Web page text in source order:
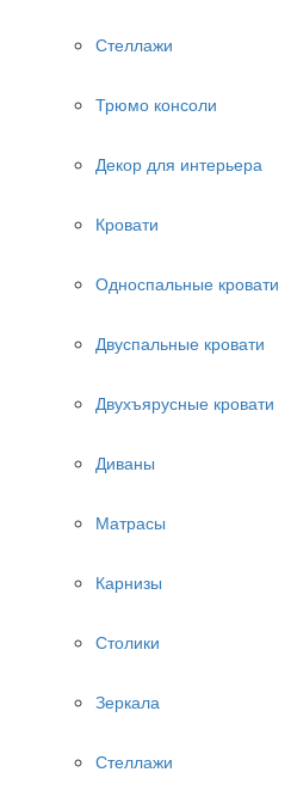
Стеллажи
Трюмо консоли
Декор для интерьера
Кровати
Односпальные кровати
Двуспальные кровати
Двухъярусные кровати
Диваны
Матрасы
Карнизы
Столики
Зеркала
Стеллажи